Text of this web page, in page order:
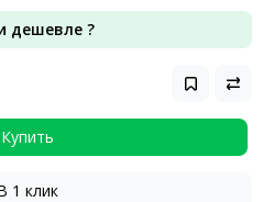
дешевле ?
Купить
1 клик